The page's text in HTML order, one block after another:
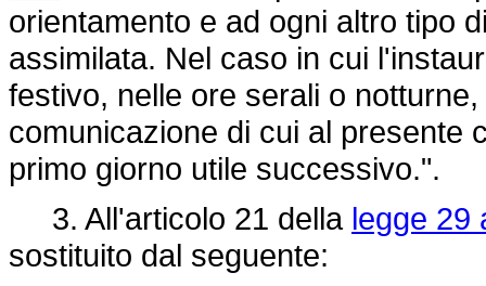
orientamento e ad ogni altro tipo
assimilata. Nel caso in cui
festivo, nelle ore serali o
comunicazione di cui al presente
primo giorno utile successivo.".
3. All'articolo 21 della legge 29
sostituito dal seguente: